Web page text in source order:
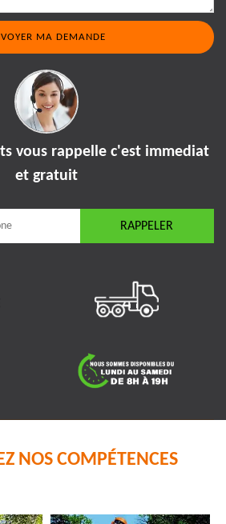
vous rappelle c'est immediat
et gratuit
NOS COMPÉTENCES